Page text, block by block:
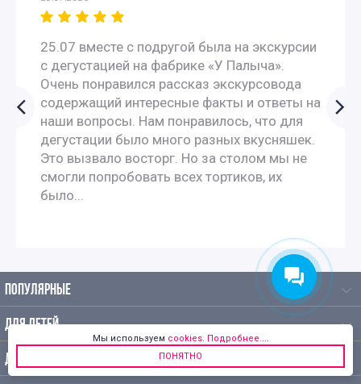
25.07 вместе с подругой была на экскурсии
с дегустацией на фабрике «У Палыча».
Очень понравился рассказ экскурсовода
содержащий интересные факты и ответы на
наши вопросы. Нам понравилось, что для
дегустации было много разных вкусняшек.
Это вызвало восторг. Но за столом мы не
смогли попробовать всех тортиков, их
было...
ПОПУЛЯРНЫЕ
ДЛЯ ДЕТЕЙ
ДЛЯ МАЛЫШЕЙ
Мы используем cookies. Подробнее....
ПОНЯТНО